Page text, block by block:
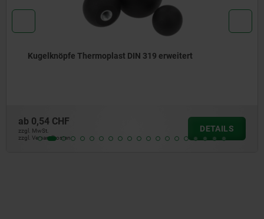
Pilzknöpfe Duroplast mit Außengewinde
ab2,06 CHF
zzgl. MwSt.
zzgl. Versandkosten
DETAILS